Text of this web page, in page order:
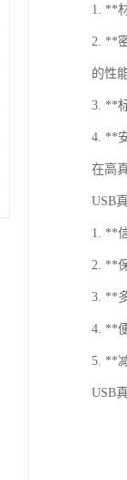
1. **
2. **
的性
3. **
4. **
在高
USB
1. **
2. **
3. **
4. **
5. **
USB